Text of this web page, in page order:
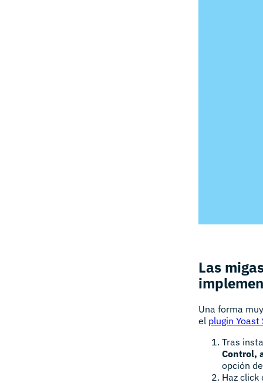
Las
Una forma
el plugin Yoast
Tras
Control,
opción
Haz click